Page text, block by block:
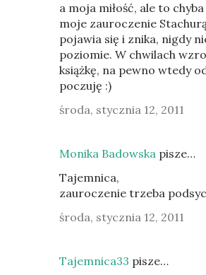
a moja miłość, ale to
moje zauroczenie
pojawia się i znika, nigdy
poziomie. W chwilach
książkę, na pewno wtedy
poczuję :)
środa, stycznia 12, 2011
Monika Badowska pisze…
Tajemnica,
zauroczenie trzeba
środa, stycznia 12, 2011
Tajemnica33 pisze…